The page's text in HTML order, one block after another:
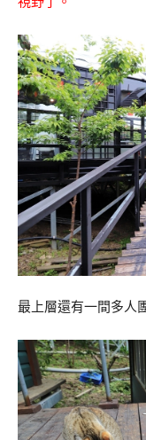
最上層還有一間多人